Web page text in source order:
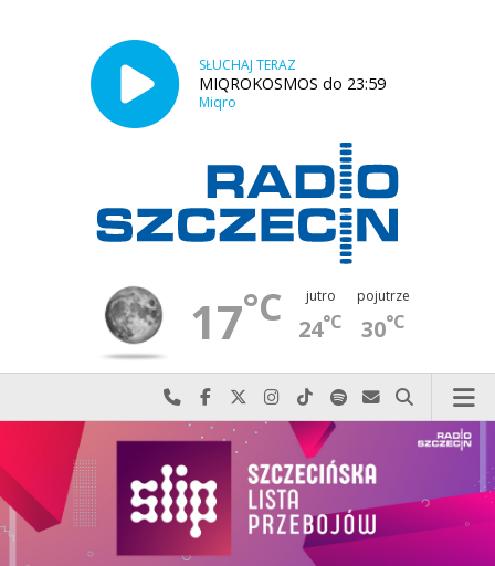
SŁUCHAJ TERAZ
MIQROKOSMOS do 23:59
Miqro
17°C jutro
24°C
pojutrze
30°C
Najlepiej po prostu do nas zadzwoń
Odwiedź nas na Facebook-u
Odwiedź nas na X
Odwiedź nas na Instagram-ie
Odwiedź nas na TikTok-u
Szukaj nas na Spotify
Wyślij do nas
Szukaj